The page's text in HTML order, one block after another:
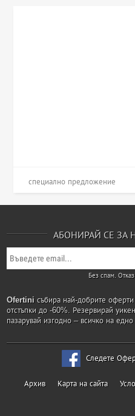
специално предложение
АБОНИРАЙ СЕ ЗА
Без спам.
Ofertini събира най-добрите
отстъпки до -60%. Резервирай
пазарувай изгодно – всичко на едно
Следете
Архив Карта на сайта